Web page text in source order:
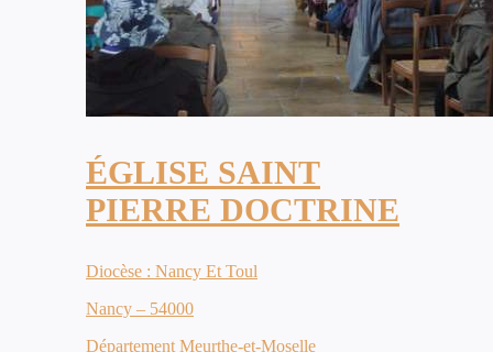
ÉGLISE SAINT
PIERRE DOCTRINE
Diocèse : Nancy Et Toul
Nancy – 54000
Département Meurthe-et-Moselle